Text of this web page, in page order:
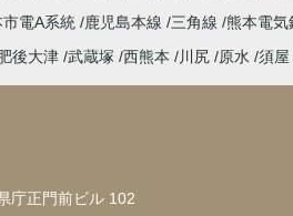
市電A系統 鹿児島本線 三角線 熊本電気
肥後大津 武蔵塚 西熊本 川尻 原水 須屋
庁正門前ビル 102